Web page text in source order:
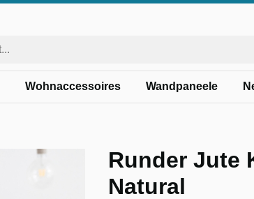
Wohnaccessoires Wandpaneele
Runder Jute
Natural